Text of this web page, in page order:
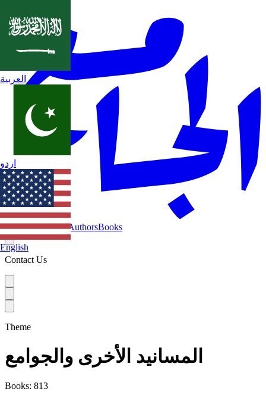
HomeCategoriesAuthorsBooks
Contact Us
العربية
اردو
English
Theme
المسانيد الأخرى والجوامع
Books: 813